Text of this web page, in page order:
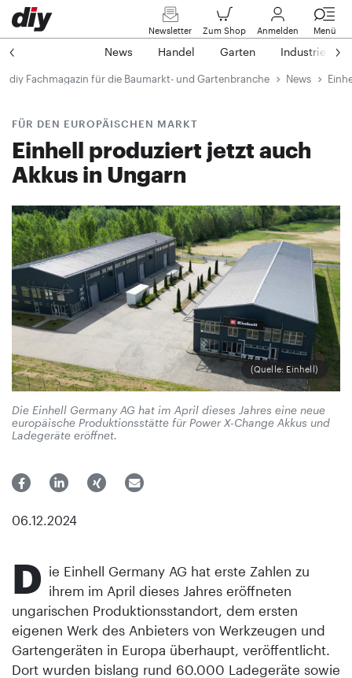
Newsletter Zum Shop Anmelden Menü
News Handel Garten Industrie
diy Fachmagazin für die Baumarkt- und Gartenbranche News
FÜR DEN EUROPÄISCHEN MARKT
Einhell produziert jetzt auch
Akkus in Ungarn
(Quelle: Einhell)
Die Einhell Germany AG hat im April dieses Jahres eine neue
europäische Produktionsstätte für Power X-Change Akkus und
Ladegeräte eröffnet.
06.12.2024
D ie Einhell Germany AG hat erste Zahlen zu
ihrem im April dieses Jahres eröffneten
ungarischen Produktionsstandort, dem ersten
eigenen Werk des Anbieters von Werkzeugen und
Gartengeräten in Europa überhaupt, veröffentlicht.
Dort wurden bislang rund 60.000 Ladegeräte sowie